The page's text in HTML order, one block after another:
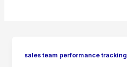
sales team performance tracking